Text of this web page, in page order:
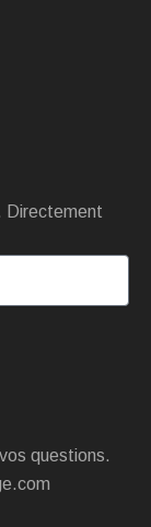
Directement
questions.